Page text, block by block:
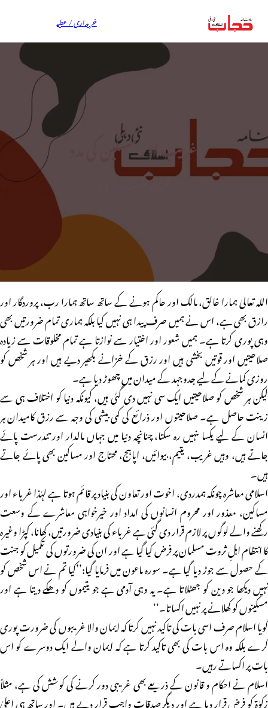
خریداری / عطیہ
غریب اور مسکین کی مدد
شمامہ نکہت، آکولہ
اللہ تعالیٰ ہمارا خالق، مالک اور حاکم ہونے کے ساتھ ساتھ ہمارا رب، پروردگار اور
رازق بھی ہے، اس نے ہمیں صرف پیدا ہی نہیں کیا بلکہ ہماری تمام ضرورتیں بھی
وہی پوری کرتا ہے۔ ہمیں شعور اور اختیار سے نوازتا ہے تمام مخلوقات سے زیادہ
صلاحیتیں اور قوتیں بخشی ہیں اور رزق کے خزانے بکھیر دیے ہیں اور ہر شخص کو
روزی کمانے کے لیے جدوجہد کے میدان میں چھوڑ دیا ہے۔
لیکن ہر شخص کو صلاحیتیں ایک سی نہیں دی گئی ہیں، کیونکہ دنیا کو اختلاف ہی سے
زینت حاصل ہے۔ صلاحیتوں اور ذرائع کی کمی بیشی کی وجہ سے رزق کامیدان ہر
انسان کے لیے یکسا ںنہیں رہ سکتا، چنانچہ دنیا میں جہاں مالدار اور تندرست پائے
جاتے ہیں، وہیں غریب، یتیم، بیوائیں، اپاہج، محتاج اور مساکین بھی پائے جاتے
ہیں۔
اسلامی معاشرہ چونکہ ہمدردی، اخوت اور تعاون کی بنیاد پر قائم ہوتا ہے لہٰذا غرباء اور
مساکین، معذور اور محروم انسانوں کی امداد اور خیرخواہی معاشرے کے وسعت
رکھنے والے لوگوں پر لازم قرار دی گئی ہے غرباء کی بنیادی ضرورتیں، کھانا، کپڑا وغیرہ
کا انتظام اہلِ ثروت مسلمان پر فرض کیا گیا ہے اور ان کی ضرورتوں کی تکمیل کو جنت
کے حصول سے جوڑ دیا گیا ہے۔ سورہ ماعون میں فرمایا گیا:’’کیا تم نے اس شخص کو
نہیں دیکھا جو دین کو جھٹلاتا ہے۔ یہ وہی آدمی ہے جو یتیموں کو دھکے دیتا ہے اور
مسکینوں کو کھلانے پر نہیں اکساتا۔‘‘
گویا اسلام صرف اسی بات کی تاکید نہیں کرتا کہ ایمان والا غریبوں کی ضرورت پوری
کرے بلکہ وہ اس بات کی بھی تاکید کرتا ہے کہ ایمان والے ایک دوسرے کو اس
بات پر اکساتے رہیں۔
اسلام نے احکام و قانون کے ذریعے بھی غریبی دور کرنے کی کوشش کی ہے، مثلاً
زکوٰۃ کو فرض قرار دیا ہے اور دیگر صدقات واجب قرار دیے ہیں۔ اور ساتھ ہی اعلیٰ